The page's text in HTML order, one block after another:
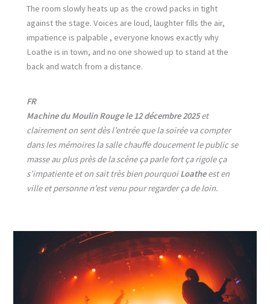
The room slowly heats up as the crowd packs in tight
against the stage. Voices are loud, laughter fills the air,
impatience is palpable , everyone knows exactly why
Loathe is in town, and no one showed up to stand at the
back and watch from a distance.
FR
Machine du Moulin Rouge le 12 décembre 2025et
clairement on sent dès l’entrée que la soirée va compter
dans les mémoires la salle chauffe doucement le public se
masse au plus près de la scène ça parle fort ça rigole ça
s’impatiente et on sait très bien pourquoiLoatheest en
ville et personne n’est venu pour regarder ça de loin.